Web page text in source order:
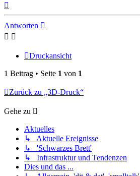
Antworten
Druckansicht
1 Beitrag • Seite 1 von 1
Zurück zu „3D-Druck“
Gehe zu
Aktuelles
↳ Aktuelle Ereignisse
↳ 'Schwarzes Brett'
↳ Infrastruktur und Tendenzen
Dies und das ...